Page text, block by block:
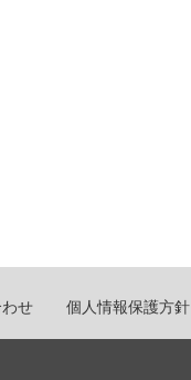
せ 個人情報保護方針